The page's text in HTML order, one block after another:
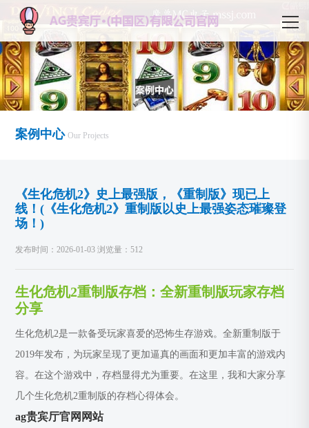
案例中心 Our Projects
《生化危机2》史上最强版，《重制版》现已上
线！(《生化危机2》重制版以史上最强姿态璀璨登
场！)
发布时间：2026-01-03 浏览量：512
生化危机2重制版存档：全新重制版玩家存档
分享
生化危机2是一款备受玩家喜爱的恐怖生存游戏。全新重制版于
2019年发布，为玩家呈现了更加逼真的画面和更加丰富的游戏内
容。在这个游戏中，存档显得尤为重要。在这里，我和大家分享
几个生化危机2重制版的存档心得体会。
ag贵宾厅官网网站